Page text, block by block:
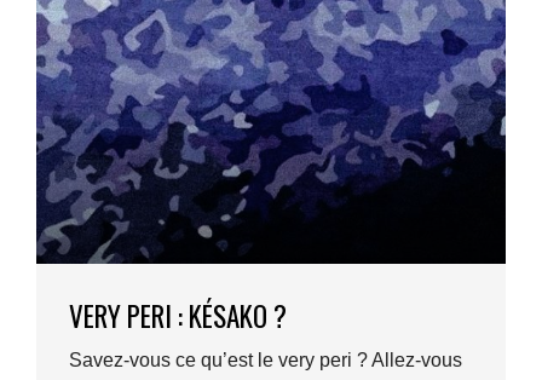
VERY PERI : KÉSAKO ?
Savez-vous ce qu’est le very peri ? Allez-vous